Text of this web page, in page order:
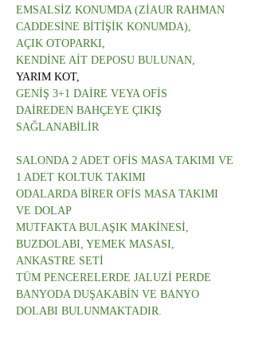
EMSALSİZ KONUMDA (ZİAUR RAHMAN
CADDESİNE BİTİŞİK KONUMDA),
AÇIK OTOPARKI,
KENDİNE AİT DEPOSU BULUNAN,
YARIM KOT,
GENİŞ 3+1 DAİRE VEYA OFİS
DAİREDEN BAHÇEYE ÇIKIŞ
SAĞLANABİLİR
SALONDA 2 ADET OFİS MASA TAKIMI VE
1 ADET KOLTUK TAKIMI
ODALARDA BİRER OFİS MASA TAKIMI
VE DOLAP
MUTFAKTA BULAŞIK MAKİNESİ,
BUZDOLABI, YEMEK MASASI,
ANKASTRE SETİ
TÜM PENCERELERDE JALUZİ PERDE
BANYODA DUŞAKABİN VE BANYO
DOLABI BULUNMAKTADIR.